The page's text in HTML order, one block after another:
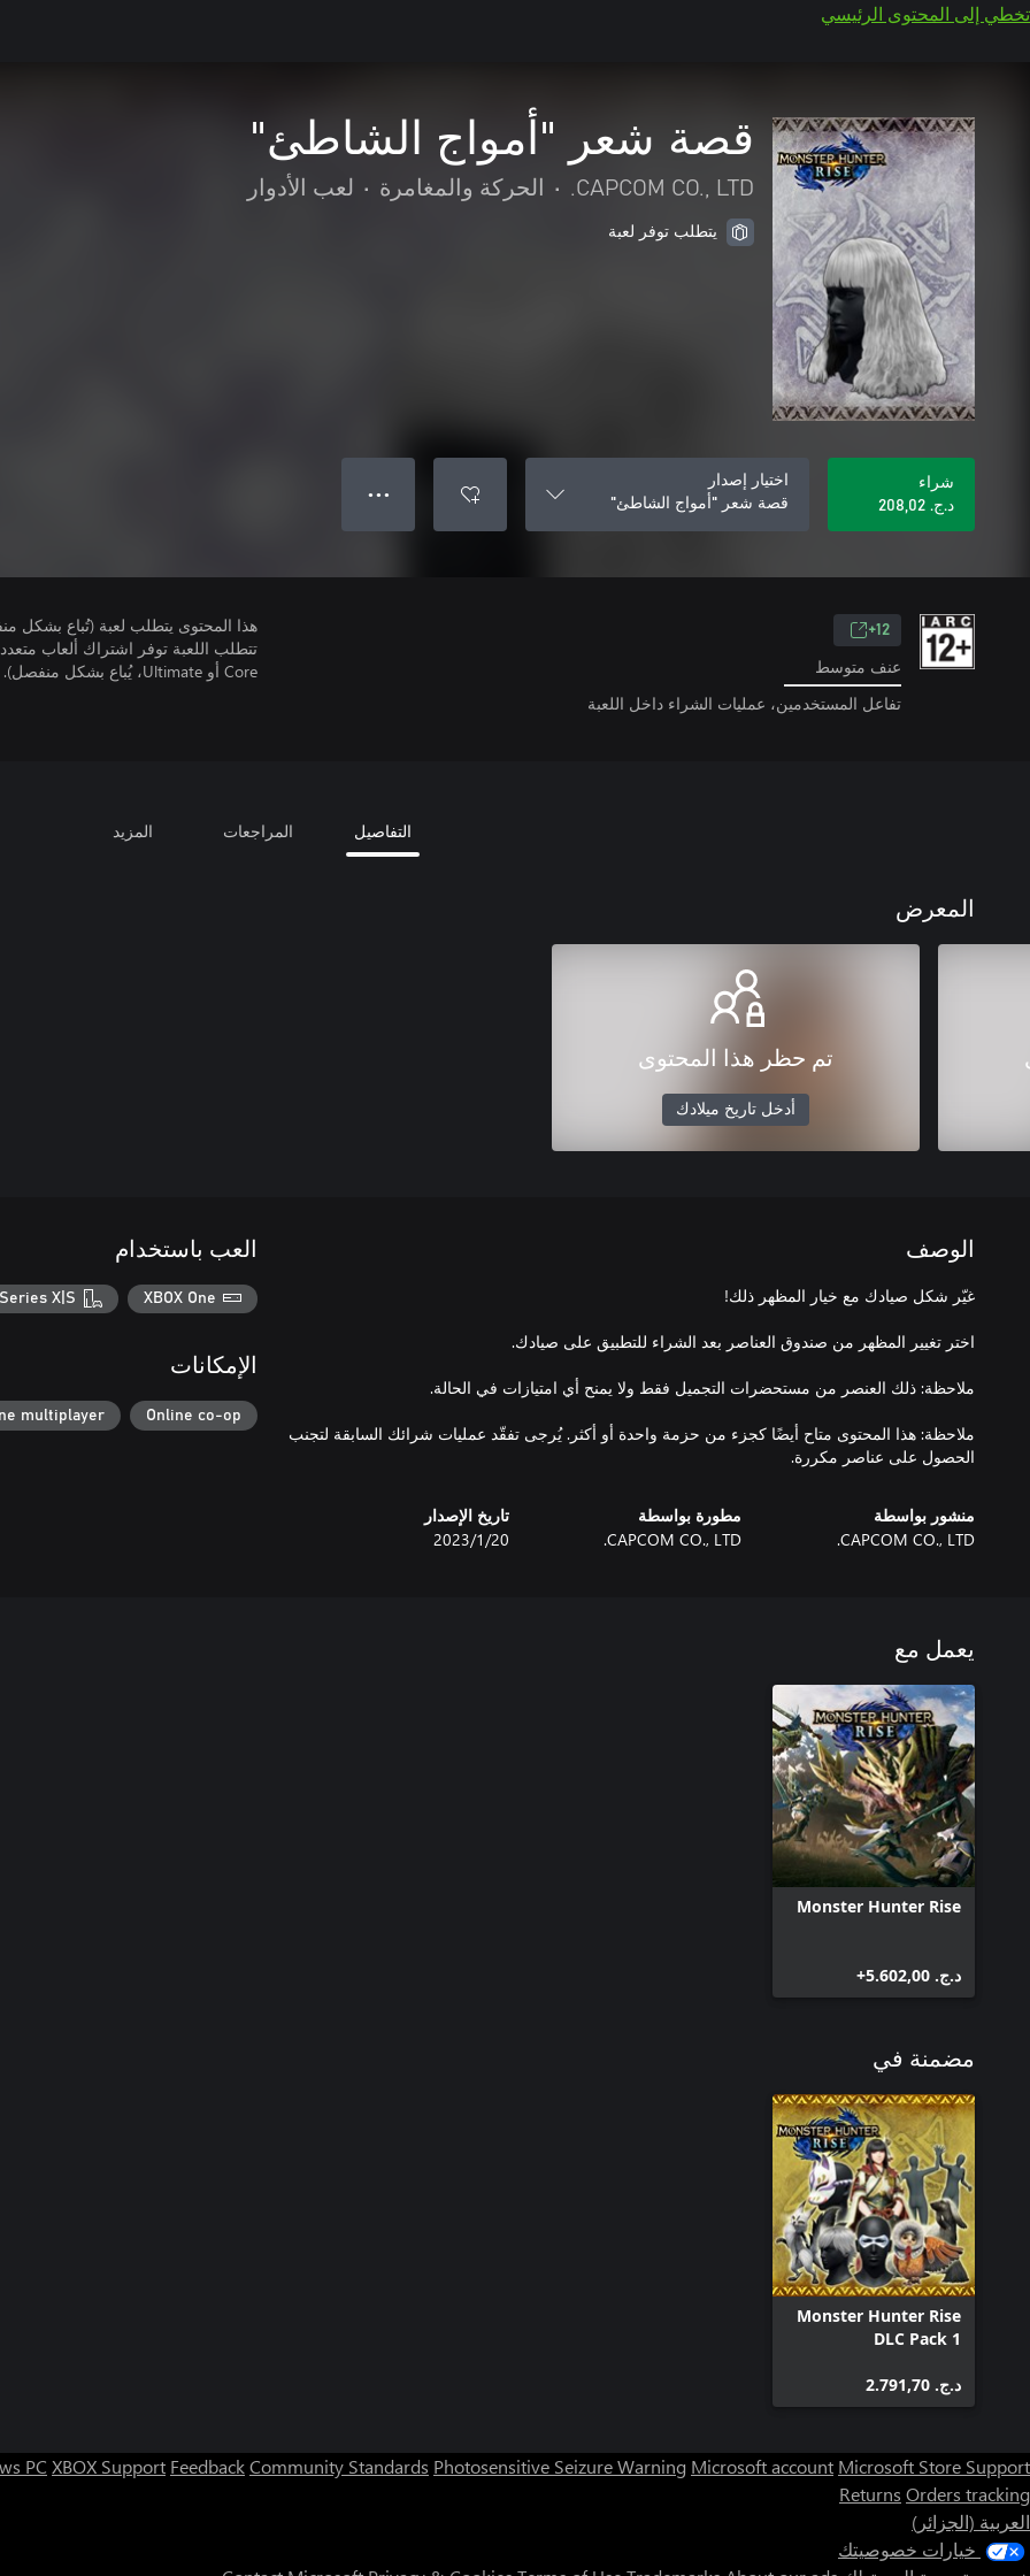
تخطي إلى المحتوى الرئيسي
قصة شعر "أمواج الشاطئ"
CAPCOM CO., LTD.
• الحركة والمغامرة • لعب الأدوار
يتطلب توفر لعبة
شراء
د.ج.‏ 208,02
اختيار إصدار
قصة شعر "أمواج الشاطئ"
● ● ●
12+
عنف متوسط
تفاعل المستخدمين، عمليات الشراء داخل اللعبة
هذا المحتوى يتطلب لعبة (تُباع بشكل
Core أو Ultimate، يُباع بشكل منفصل).
التفاصيل المراجعات المزيد
المعرض
تم حظر هذا المحتوى
أدخل تاريخ ميلادك
الوصف
ملاحظة: هذا المحتوى متاح أيضًا كجزء من حزمة واحدة أو أكثر. يُرجى تفقّد عمليات شرائك السابقة لتجنب
الحصول على عناصر مكررة.
منشور بواسطة
CAPCOM CO., LTD.
مطورة بواسطة
CAPCOM CO., LTD.
تاريخ الإصدار
20‏/1‏/2023
العب باستخدام
XBOX One
X|S
الإمكانات
Online co-op
multiplayer
يعمل مع
Monster Hunter Rise
د.ج.‏ 5.602,00+
مضمنة في
Monster Hunter Rise
DLC Pack 1
د.ج.‏ 2.791,70
PC XBOX Support FeedbackCommunity Standards Photosensitive Seizure Warning Microsoft account Microsoft Store Support
Returns Orders tracking
العربية (الجزائر)
خيارات خصوصيتك